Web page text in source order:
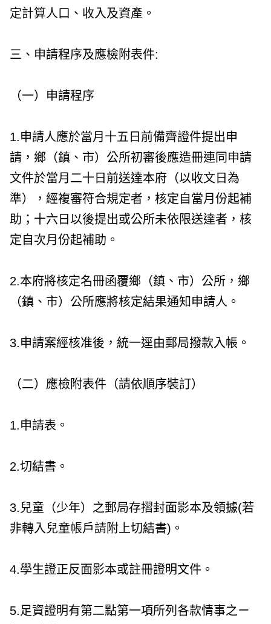
定計算人口、收入及資產。
三、申請程序及應檢附表件:
（一）申請程序
1.申請人應於當月十五日前備齊證件提出申
請，鄉（鎮、市）公所初審後應造冊連同申請
文件於當月二十日前送達本府（以收文日為
準），經複審符合規定者，核定自當月份起補
助；十六日以後提出或公所未依限送達者，核
定自次月份起補助。
2.本府將核定名冊函覆鄉（鎮、市）公所，鄉
（鎮、市）公所應將核定結果通知申請人。
3.申請案經核准後，統一逕由郵局撥款入帳。
（二）應檢附表件（請依順序裝訂）
1.申請表。
2.切結書。
3.兒童（少年）之郵局存摺封面影本及領據(若
非轉入兒童帳戶請附上切結書)。
4.學生證正反面影本或註冊證明文件。
5.足資證明有第二點第一項所列各款情事之ㄧ